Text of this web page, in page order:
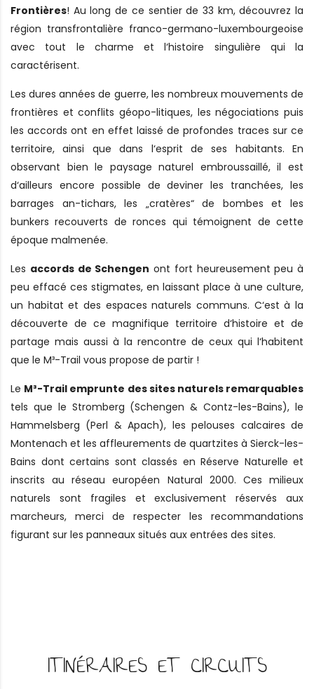
Frontières! Au long de ce sentier de 33 km, découvrez la
région transfrontalière franco-germano-luxembourgeoise
avec tout le charme et l‘histoire singulière qui la
caractérisent.
Les dures années de guerre, les nombreux mouvements de
frontières et conflits géopo-litiques, les négociations puis
les accords ont en effet laissé de profondes traces sur ce
territoire, ainsi que dans l‘esprit de ses habitants. En
observant bien le paysage naturel embroussaillé, il est
d‘ailleurs encore possible de deviner les tranchées, les
barrages an-tichars, les „cratères“ de bombes et les
bunkers recouverts de ronces qui témoignent de cette
époque malmenée.
Les accords de Schengen ont fort heureusement peu à
peu effacé ces stigmates, en laissant place à une culture,
un habitat et des espaces naturels communs. C‘est à la
découverte de ce magnifique territoire d‘histoire et de
partage mais aussi à la rencontre de ceux qui l‘habitent
que le M³-Trail vous propose de partir !
Le M³-Trail emprunte des sites naturels remarquables
tels que le Stromberg (Schengen & Contz-les-Bains), le
Hammelsberg (Perl & Apach), les pelouses calcaires de
Montenach et les affleurements de quartzites à Sierck-les-
Bains dont certains sont classés en Réserve Naturelle et
inscrits au réseau européen Natural 2000. Ces milieux
naturels sont fragiles et exclusivement réservés aux
marcheurs, merci de respecter les recommandations
figurant sur les panneaux situés aux entrées des sites.
ITINÉRAIRES ET CIRCUITS